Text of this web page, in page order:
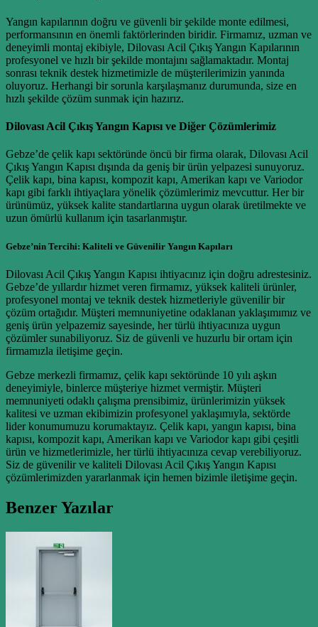
Yangın kapılarının doğru ve güvenli bir şekilde monte edilmesi,
performansının en önemli faktörlerinden biridir. Firmamız, uzman ve
deneyimli montaj ekibiyle, Dilovası Acil Çıkış Yangın Kapılarının
profesyonel ve hızlı bir şekilde montajını sağlamaktadır. Montaj
sonrası teknik destek hizmetimizle de müşterilerimizin yanında
oluyoruz. Herhangi bir sorunla karşılaşmanız durumunda, size en
hızlı şekilde çözüm sunmak için hazırız.
Dilovası Acil Çıkış Yangın Kapısı ve Diğer Çözümlerimiz
Gebze’de çelik kapı sektöründe öncü bir firma olarak, Dilovası Acil
Çıkış Yangın Kapısı dışında da geniş bir ürün yelpazesi sunuyoruz.
Çelik kapı, bina kapısı, kompozit kapı, Amerikan kapı ve Variodor
kapı gibi farklı ihtiyaçlara yönelik çözümlerimiz mevcuttur. Her bir
ürünümüz, yüksek kalite standartlarına uygun olarak üretilmekte ve
uzun ömürlü kullanım için tasarlanmıştır.
Gebze’nin Tercihi: Kaliteli ve Güvenilir Yangın Kapıları
Dilovası Acil Çıkış Yangın Kapısı ihtiyacınız için doğru adrestesiniz.
Gebze’de yıllardır hizmet veren firmamız, yüksek kaliteli ürünler,
profesyonel montaj ve teknik destek hizmetleriyle güvenilir bir
çözüm ortağıdır. Müşteri memnuniyetine odaklanan yaklaşımımız ve
geniş ürün yelpazemiz sayesinde, her türlü ihtiyacınıza uygun
çözümler sunabiliyoruz. Siz de güvenli ve huzurlu bir ortam için
firmamızla iletişime geçin.
Gebze merkezli firmamız, çelik kapı sektöründe 10 yılı aşkın
deneyimiyle, binlerce müşteriye hizmet vermiştir. Müşteri
memnuniyeti odaklı çalışma prensibimiz, ürünlerimizin yüksek
kalitesi ve uzman ekibimizin profesyonel yaklaşımıyla, sektörde
lider konumumuzu korumaktayız. Çelik kapı, yangın kapısı, bina
kapısı, kompozit kapı, Amerikan kapı ve Variodor kapı gibi çeşitli
ürün ve hizmetlerimizle, her türlü ihtiyacınıza cevap verebiliyoruz.
Siz de güvenilir ve kaliteli Dilovası Acil Çıkış Yangın Kapısı
çözümlerimizden yararlanmak için hemen bizimle iletişime geçin.
Benzer Yazılar